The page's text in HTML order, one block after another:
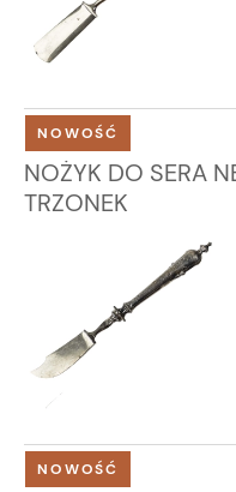
NOŻYK DO SERA
TRZONEK
NOWOŚĆ
NOWOŚĆ